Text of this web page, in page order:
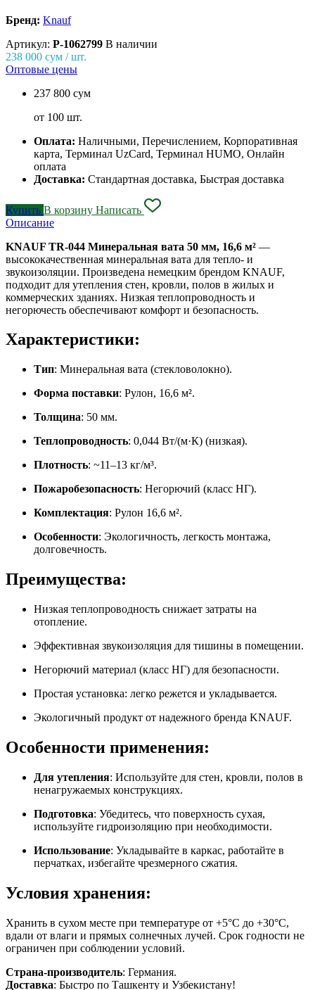
Бренд: Knauf
Артикул: P-1062799 В наличии
238 000 сум / шт.
Оптовые цены
237 800 сум
от 100 шт.
Оплата: Наличными, Перечислением, Корпоративная
карта, Терминал UzCard, Терминал HUMO, Онлайн
оплата
Доставка: Стандартная доставка, Быстрая доставка
Купить В корзину Написать
Описание
KNAUF TR-044 Минеральная вата 50 мм, 16,6 м² —
высококачественная минеральная вата для тепло- и
звукоизоляции. Произведена немецким брендом KNAUF,
подходит для утепления стен, кровли, полов в жилых и
коммерческих зданиях. Низкая теплопроводность и
негорючесть обеспечивают комфорт и безопасность.
Характеристики:
Тип: Минеральная вата (стекловолокно).
Форма поставки: Рулон, 16,6 м².
Толщина: 50 мм.
Теплопроводность: 0,044 Вт/(м·К) (низкая).
Плотность: ~11–13 кг/м³.
Пожаробезопасность: Негорючий (класс НГ).
Комплектация: Рулон 16,6 м².
Особенности: Экологичность, легкость монтажа,
долговечность.
Преимущества:
Низкая теплопроводность снижает затраты на
отопление.
Эффективная звукоизоляция для тишины в помещении.
Негорючий материал (класс НГ) для безопасности.
Простая установка: легко режется и укладывается.
Экологичный продукт от надежного бренда KNAUF.
Особенности применения:
Для утепления: Используйте для стен, кровли, полов в
ненагружаемых конструкциях.
Подготовка: Убедитесь, что поверхность сухая,
используйте гидроизоляцию при необходимости.
Использование: Укладывайте в каркас, работайте в
перчатках, избегайте чрезмерного сжатия.
Условия хранения:
Хранить в сухом месте при температуре от +5°C до +30°C,
вдали от влаги и прямых солнечных лучей. Срок годности не
ограничен при соблюдении условий.
Страна-производитель: Германия.
Доставка: Быстро по Ташкенту и Узбекистану!